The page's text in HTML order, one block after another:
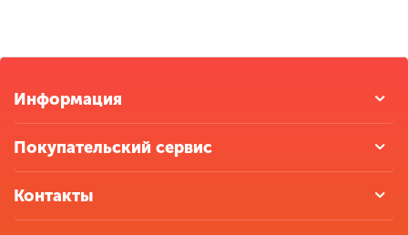
Информация
Покупательский сервис
Контакты